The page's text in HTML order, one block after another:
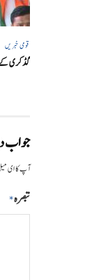
قومی خبریں
گڈکری کے
جواب
آپ کا ای
تبصرہ*